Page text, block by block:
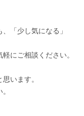
「少し気になる」
にご相談ください。
います。